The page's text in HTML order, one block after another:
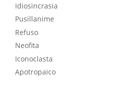
Idiosincrasia
Pusillanime
Refuso
Neofita
Iconoclasta
Apotropaico